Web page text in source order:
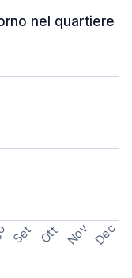
nel quartiere
Set Ott Nov Dec